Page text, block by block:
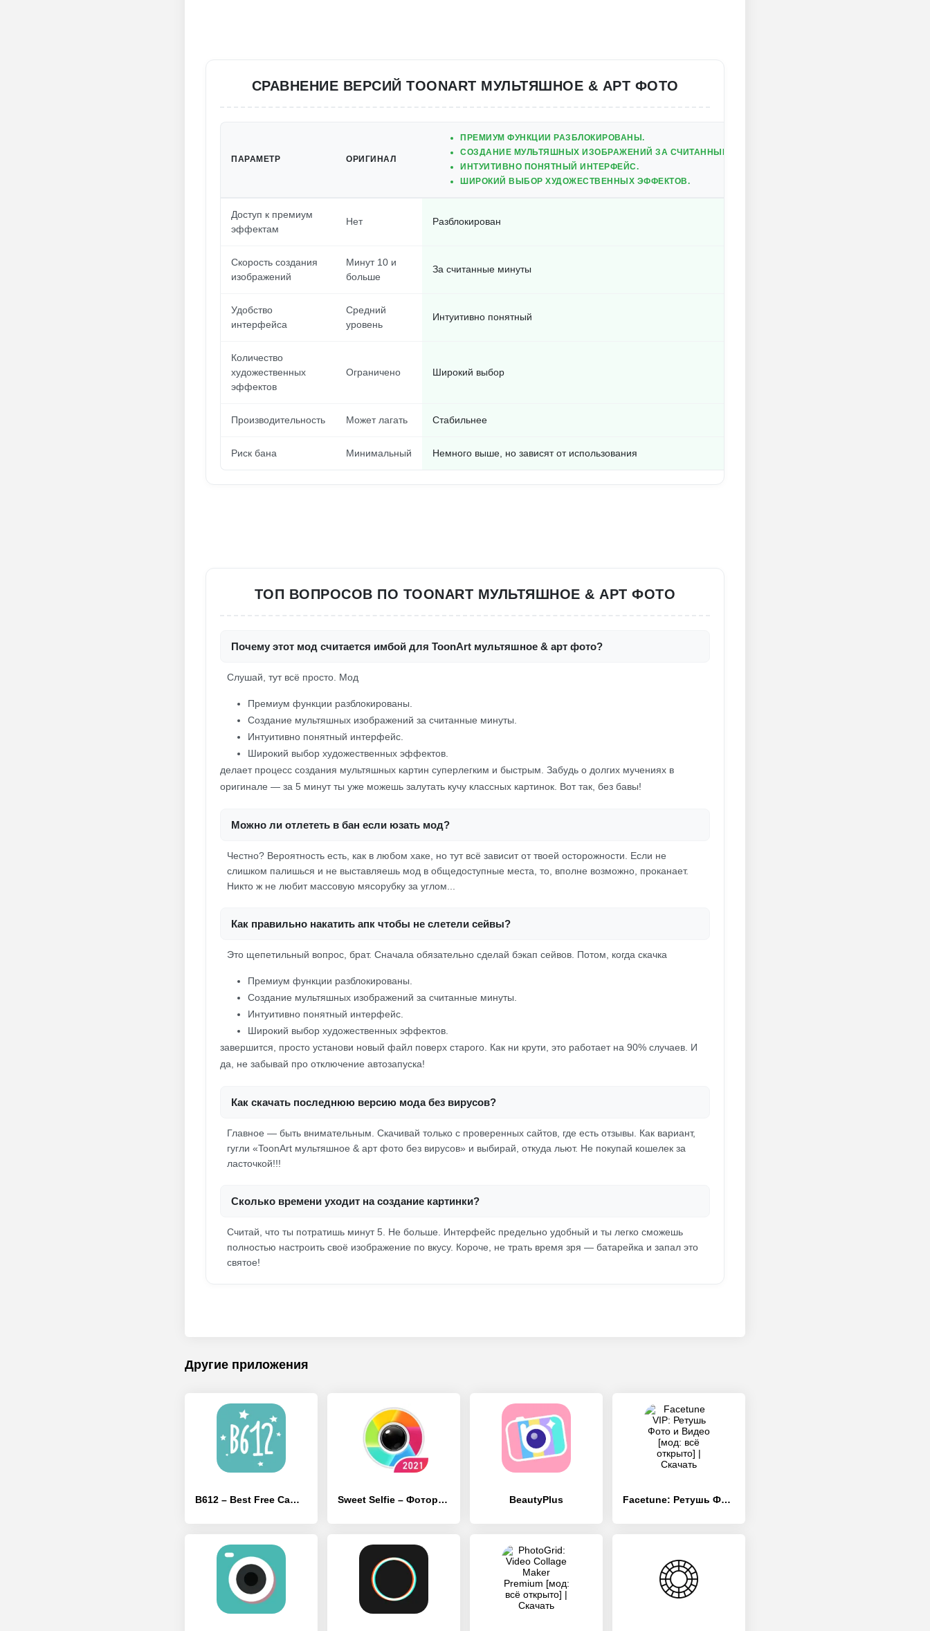
СРАВНЕНИЕ ВЕРСИЙ TOONART МУЛЬТЯШНОЕ & АРТ ФОТО
ПАРАМЕТР ОРИГИНАЛ
ПРЕМИУМ ФУНКЦИИ РАЗБЛОКИРОВАНЫ.
СОЗДАНИЕ МУЛЬТЯШНЫХ ИЗОБРАЖЕНИЙ ЗА СЧИТАННЫЕ МИНУТЫ.
ИНТУИТИВНО ПОНЯТНЫЙ ИНТЕРФЕЙС.
ШИРОКИЙ ВЫБОР ХУДОЖЕСТВЕННЫХ ЭФФЕКТОВ.
Доступ к премиум
эффектам
Нет Разблокирован
Скорость создания
изображений
Минут 10 и
больше
За считанные минуты
Удобство
интерфейса
Средний
уровень
Интуитивно понятный
Количество
художественных
эффектов
Ограничено Широкий выбор
Производительность Может лагать Стабильнее
Риск бана Минимальный Немного выше, но зависят от использования
ТОП ВОПРОСОВ ПО TOONART МУЛЬТЯШНОЕ & АРТ ФОТО
Почему этот мод считается имбой для ToonArt мультяшное & арт фото?
Слушай, тут всё просто. Мод
Премиум функции разблокированы.
Создание мультяшных изображений за считанные минуты.
Интуитивно понятный интерфейс.
Широкий выбор художественных эффектов.
делает процесс создания мультяшных картин суперлегким и быстрым. Забудь о долгих мучениях в
оригинале — за 5 минут ты уже можешь залутать кучу классных картинок. Вот так, без бавы!
Можно ли отлететь в бан если юзать мод?
Честно? Вероятность есть, как в любом хаке, но тут всё зависит от твоей осторожности. Если не
слишком палишься и не выставляешь мод в общедоступные места, то, вполне возможно, проканает.
Никто ж не любит массовую мясорубку за углом...
Как правильно накатить апк чтобы не слетели сейвы?
Это щепетильный вопрос, брат. Сначала обязательно сделай бэкап сейвов. Потом, когда скачка
Премиум функции разблокированы.
Создание мультяшных изображений за считанные минуты.
Интуитивно понятный интерфейс.
Широкий выбор художественных эффектов.
завершится, просто установи новый файл поверх старого. Как ни крути, это работает на 90% случаев. И
да, не забывай про отключение автозапуска!
Как скачать последнюю версию мода без вирусов?
Главное — быть внимательным. Скачивай только с проверенных сайтов, где есть отзывы. Как вариант,
гугли «ToonArt мультяшное & арт фото без вирусов» и выбирай, откуда льют. Не покупай кошелек за
ласточкой!!!
Сколько времени уходит на создание картинки?
Считай, что ты потратишь минут 5. Не больше. Интерфейс предельно удобный и ты легко сможешь
полностью настроить своё изображение по вкусу. Короче, не трать время зря — батарейка и запал это
святое!
Другие приложения
B612 – Best Free Camera & Photo/Video Editor Sweet Selfie – Фоторедактор, камера фото эффекты BeautyPlus Facetune: Ретушь Фото и Видео